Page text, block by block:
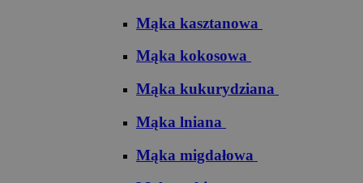
Mąka kasztanowa
Mąka kokosowa
Mąka kukurydziana
Mąka lniana
Mąka migdałowa